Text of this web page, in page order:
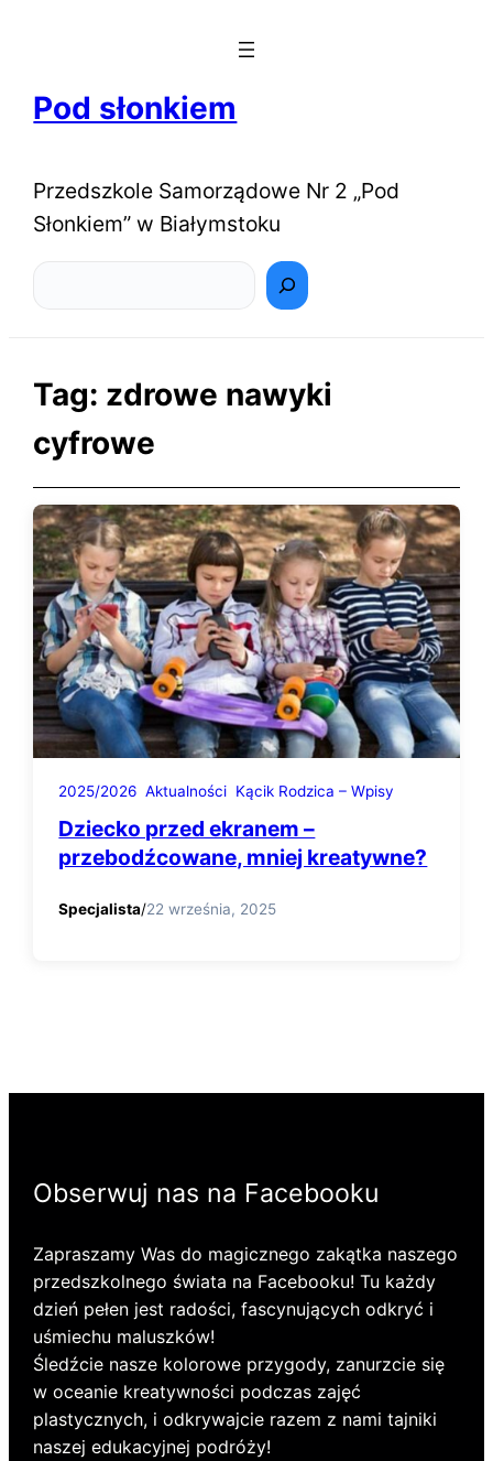
Pod słonkiem
Przedszkole Samorządowe Nr 2 „Pod
Słonkiem” w Białymstoku
Tag: zdrowe nawyki
cyfrowe
2025/2026 Aktualności Kącik Rodzica – Wpisy
Dziecko przed ekranem –
przebodźcowane, mniej kreatywne?
Specjalista/22 września, 2025
Obserwuj nas na Facebooku
Zapraszamy Was do magicznego zakątka naszego
przedszkolnego świata na Facebooku! Tu każdy
dzień pełen jest radości, fascynujących odkryć i
uśmiechu maluszków!
Śledźcie nasze kolorowe przygody, zanurzcie się
w oceanie kreatywności podczas zajęć
plastycznych, i odkrywajcie razem z nami tajniki
naszej edukacyjnej podróży!